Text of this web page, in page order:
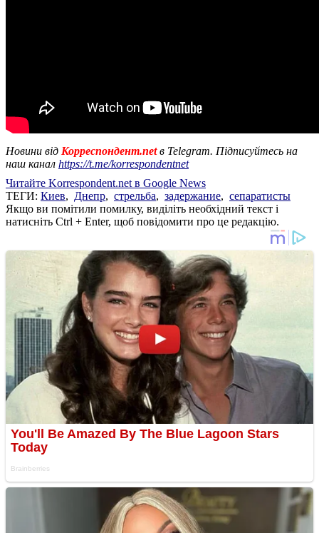
Новини від Корреспондент.netв Telegram. Підписуйтесь на
наш канал https://t.me/korrespondentnet
Читайте Korrespondent.net в Google News
ТЕГИ: Киев, Днепр, стрельба, задержание, сепаратисты
Якщо ви помітили помилку, виділіть необхідний текст і
натисніть Ctrl + Enter, щоб повідомити про це редакцію.